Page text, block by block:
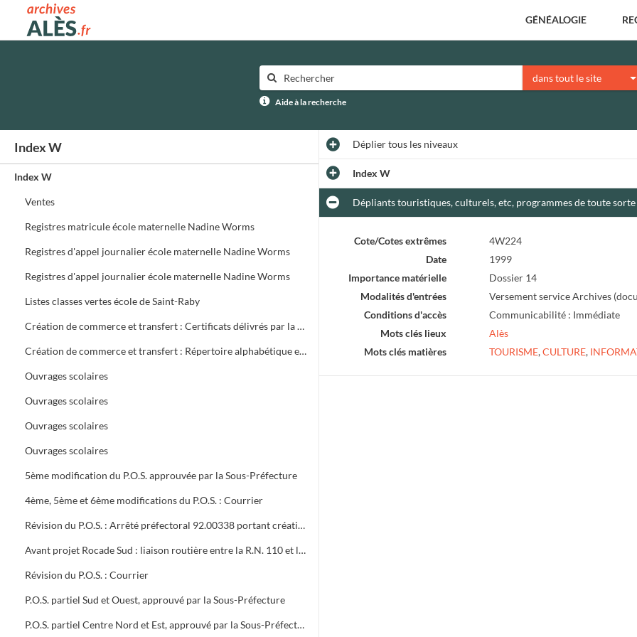
Archives municipales d'Alès GÉNÉALOGIE
dans tout le site
Aide à la recherche
Index W
Index W
Ventes
Registres matricule école maternelle Nadine Worms
Registres d'appel journalier école maternelle Nadine Worms
Registres d'appel journalier école maternelle Nadine Worms
Listes classes vertes école de Saint-Raby
Création de commerce et transfert : Certificats délivrés par la mairie
Création de commerce et transfert : Répertoire alphabétique et chronologique
Ouvrages scolaires
Ouvrages scolaires
Ouvrages scolaires
Ouvrages scolaires
5ème modification du P.O.S. approuvée par la Sous-Préfecture
4ème, 5ème et 6ème modifications du P.O.S. : Courrier
Révision du P.O.S. : Arrêté préfectoral 92.00338 portant création d'utilité publique projet à 2x2 voies R.N.106 entre Alès et Boucoiran
Avant projet Rocade Sud : liaison routière entre la R.N. 110 et la R.N. 106
Révision du P.O.S. : Courrier
P.O.S. partiel Sud et Ouest, approuvé par la Sous-Préfecture
P.O.S. partiel Centre Nord et Est, approuvé par la Sous-Préfecture
Dépliertous les niveaux
Index W
Dépliants touristiques, culturels, etc, programmes de toute sorte
Cote/Cotes extrêmes
4W224
Date
1999
Importance matérielle
Dossier 14
Modalités d'entrées
Versement service Archives
Conditions d'accès
Communicabilité : Immédiate
Mots clés lieux
Alès
Mots clés matières
TOURISME,CULTURE,